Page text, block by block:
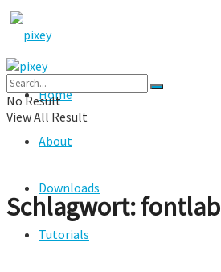
Home
About
Downloads
Tutorials
No Result
View All Result
Schlagwort:fontlab